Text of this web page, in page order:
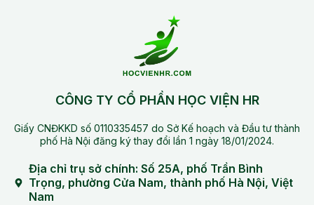
CÔNG TY CỔ PHẦN HỌC VIỆN HR
Giấy CNĐKKD số 0110335457 do Sở Kế hoạch và Đầu tư thành
phố Hà Nội đăng ký thay đổi lần 1 ngày 18/01/2024.
Địa chỉ trụ sở chính: Số 25A, phố Trần Bình
Trọng, phường Cửa Nam, thành phố Hà Nội, Việt
Nam